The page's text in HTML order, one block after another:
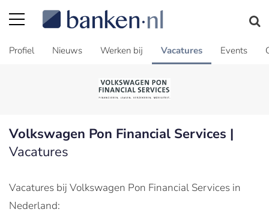
Profiel Nieuws Werken bij Vacatures Events
Volkswagen Pon Financial Services |
Vacatures
Vacatures bij Volkswagen Pon Financial Services in
Nederland: